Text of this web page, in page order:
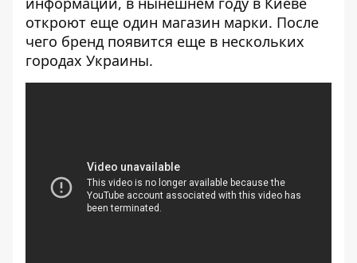
откроют еще один магазин марки. После
чего бренд появится еще в нескольких
городах Украины.